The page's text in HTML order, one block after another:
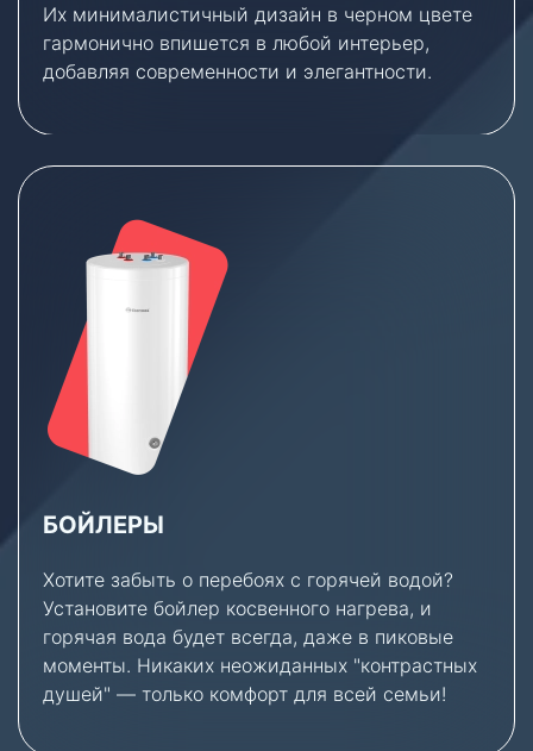
Их минималистичный дизайн в черном цвете
гармонично впишется в любой интерьер,
добавляя современности и элегантности.
БОЙЛЕРЫ
Хотите забыть о перебоях с горячей водой?
Установите бойлер косвенного нагрева, и
горячая вода будет всегда, даже в пиковые
моменты. Никаких неожиданных "контрастных
душей" — только комфорт для всей семьи!